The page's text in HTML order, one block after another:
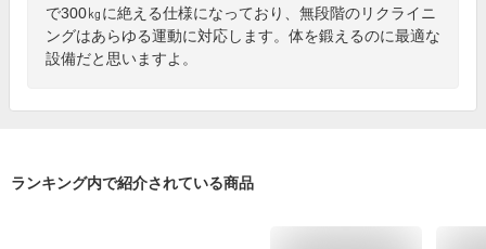
で300㎏に絶える仕様になっており、無段階のリクライニ
ングはあらゆる運動に対応します。体を鍛えるのに最適な
設備だと思いますよ。
ランキング内で紹介されている商品